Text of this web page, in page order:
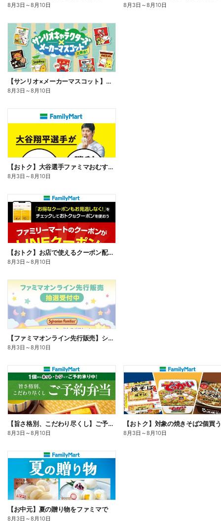
8月3日 ～8月10日 8月3日 ～8月10日
【サンリオ×メーカーマスコット】オリジナルグッズ貰える!
8月3日 ～8月10日
【おトク】大谷選手ファミマおむすび割
8月3日 ～8月10日
【おトク】お店で使えるクーポン配信中
8月3日 ～8月10日
【ファミマオンライン先行販売】シルバニアファミリー
8月3日 ～8月10日
【旨さ格別、こだわり尽くし】ご予約弁当
8月3日 ～8月10日 8月3日 ～8月10日
【お中元】夏の贈り物をファミマで
8月3日 ～8月10日